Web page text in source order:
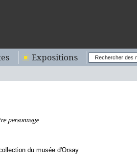
Expositions
personnage
du musée d'Orsay